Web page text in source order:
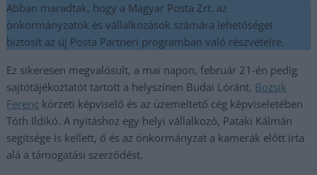
Abban maradtak, hogy a Magyar Posta Zrt. az
önkormányzatok és vállalkozások számára lehetőséget
biztosít az új Posta Partneri programban való részvételre.
Ez sikeresen megvalósult, a mai napon, február 21-én pedig
sajtótájékoztatót tartott a helyszínen Budai Lóránt, Bozsik
Ferenc körzeti képviselő és az üzemeltető cég képviseletében
Tóth Ildikó. A nyitáshoz egy helyi vállalkozó, Pataki Kálmán
segítsége is kellett, ő és az önkormányzat a kamerák előtt írta
alá a támogatási szerződést.